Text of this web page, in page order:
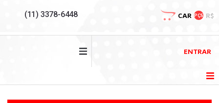
(11) 3378-6448 CAR PÇS R$
ENTRAR